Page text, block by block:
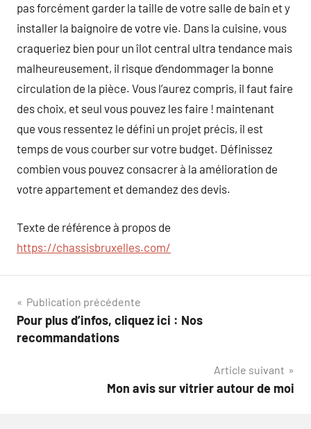
pas forcément garder la taille de votre salle de bain et y
installer la baignoire de votre vie. Dans la cuisine, vous
craqueriez bien pour un îlot central ultra tendance mais
malheureusement, il risque d’endommager la bonne
circulation de la pièce. Vous l’aurez compris, il faut faire
des choix, et seul vous pouvez les faire ! maintenant
que vous ressentez le défini un projet précis, il est
temps de vous courber sur votre budget. Définissez
combien vous pouvez consacrer à la amélioration de
votre appartement et demandez des devis.
Texte de référence à propos de
https://chassisbruxelles.com/
Navigation
de
Publication précédente
Pour plus d’infos, cliquez ici : Nos
recommandations
Article suivant
Mon avis sur vitrier autour de moi